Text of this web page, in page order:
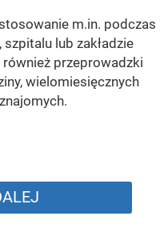
m.in. podczas
lub zakładzie
przeprowadzki
wielomiesięcznych